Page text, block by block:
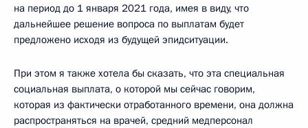
на период до 1 января 2021 года, имея в виду, что
дальнейшее решение вопроса по выплатам будет
предложено исходя из будущей эпидситуации.
При этом я также хотела бы сказать, что эта специальная
социальная выплата, о которой мы сейчас говорим,
которая из фактически отработанного времени, она должна
распространяться на врачей, средний медперсонал